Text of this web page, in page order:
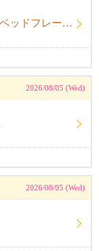
新品未開封 シングルマットレス+ベッドフレーム+シーツ
2026/08/05 (Wed)
2026/08/05 (Wed)